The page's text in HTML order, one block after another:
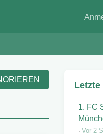
1. FC
Vor 2